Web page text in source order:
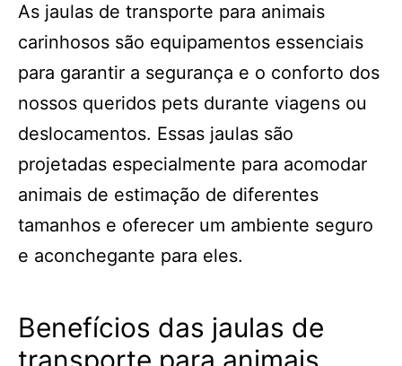
As jaulas de transporte para animais
carinhosos são equipamentos essenciais
para garantir a segurança e o conforto dos
nossos queridos pets durante viagens ou
deslocamentos. Essas jaulas são
projetadas especialmente para acomodar
animais de estimação de diferentes
tamanhos e oferecer um ambiente seguro
e aconchegante para eles.
Benefícios das jaulas de